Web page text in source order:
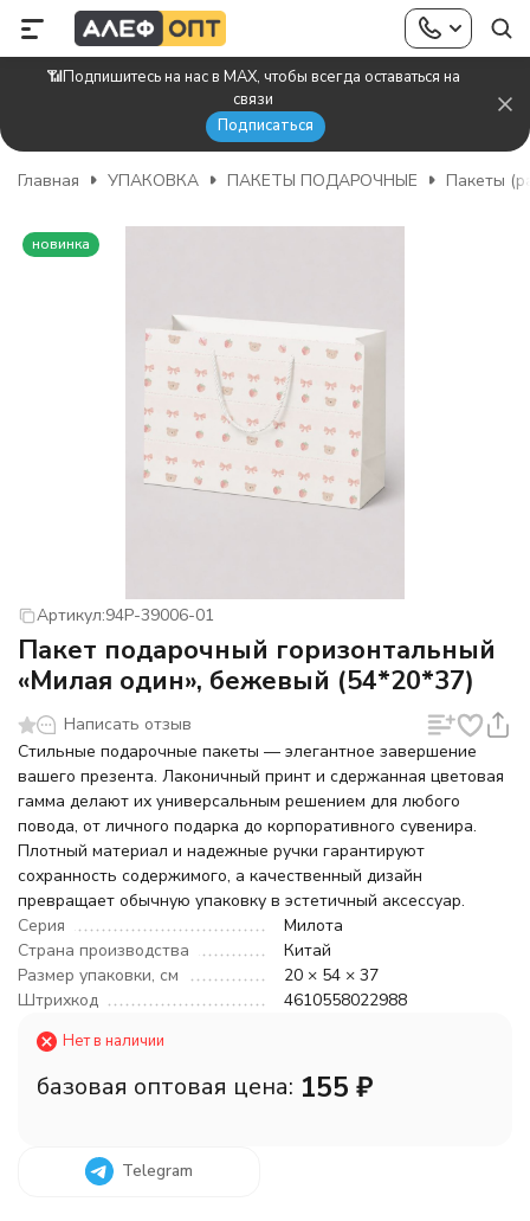
📶Подпишитесь на нас в MAX, чтобы всегда оставаться на
связи
Подписаться
Главная УПАКОВКА ПАКЕТЫ ПОДАРОЧНЫЕ Пакеты
новинка
Артикул:94P-39006-01
Пакет подарочный горизонтальный
«Милая один», бежевый (54*20*37)
Написать отзыв
Стильные подарочные пакеты — элегантное завершение
вашего презента. Лаконичный принт и сдержанная цветовая
гамма делают их универсальным решением для любого
повода, от личного подарка до корпоративного сувенира.
Плотный материал и надежные ручки гарантируют
сохранность содержимого, а качественный дизайн
превращает обычную упаковку в эстетичный аксессуар.
Серия
Милота
Страна производства
Китай
Размер упаковки, см
20 × 54 × 37
Штрихкод
4610558022988
Нет в наличии
базовая оптовая цена: 155 ₽
Telegram